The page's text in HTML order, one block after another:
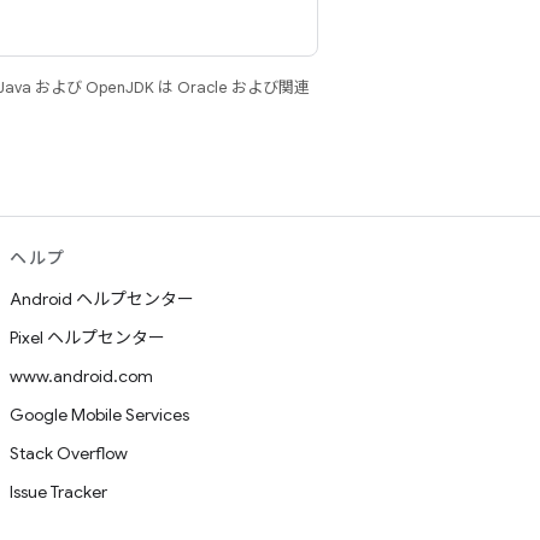
および OpenJDK は Oracle および関連
ヘルプ
Android ヘルプセンター
Pixel ヘルプセンター
www.android.com
Google Mobile Services
Stack Overflow
Issue Tracker